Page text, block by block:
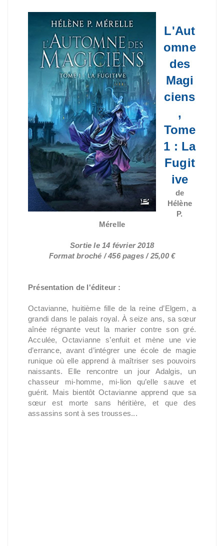
L'Aut
omne
des
Magi
ciens
,
Tome
1 : La
Fugit
ive
de
Hélène
P.
Mérelle
Sortie le 14 février 2018
Format broché / 456 pages / 25,00 €
Présentation de l'éditeur :
Octavianne, huitième fille de la reine d’Elgem, a
grandi dans le palais royal. À seize ans, sa sœur
aînée régnante veut la marier contre son gré.
Acculée, Octavianne s’enfuit et mène une vie
d’errance, avant d’intégrer une école de magie
runique où elle apprend à maîtriser ses pouvoirs
naissants. Elle rencontre un jour Adalgis, un
chasseur mi-homme, mi-lion qu’elle sauve et
guérit. Mais bientôt Octavianne apprend que sa
sœur est morte sans héritière, et que des
assassins sont à ses trousses...